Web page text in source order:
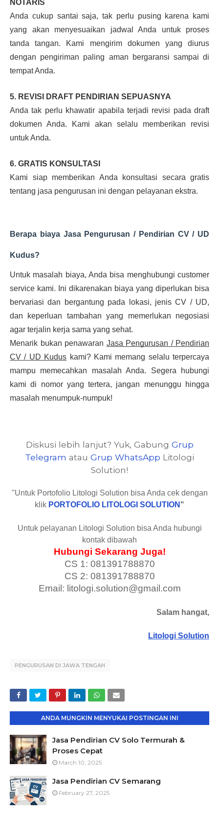
NOTARIS
Anda cukup santai saja, tak perlu pusing karena kami
yang akan menyesuaikan jadwal Anda untuk proses
tanda tangan. Kami mengirim dokumen yang diurus
dengan pengiriman paling aman bergaransi sampai di
tempat Anda.
5. REVISI DRAFT PENDIRIAN SEPUASNYA
Anda tak perlu khawatir apabila terjadi revisi pada draft
dokumen Anda. Kami akan selalu memberikan revisi
untuk Anda.
6. GRATIS KONSULTASI
Kami siap memberikan Anda konsultasi secara gratis
tentang jasa pengurusan ini dengan pelayanan ekstra.
Berapa biaya Jasa Pengurusan / Pendirian CV / UD
Kudus?
Untuk masalah biaya, Anda bisa menghubungi customer
service kami. Ini dikarenakan biaya yang diperlukan bisa
bervariasi dan bergantung pada lokasi, jenis CV / UD,
dan keperluan tambahan yang memerlukan negosiasi
agar terjalin kerja sama yang sehat.
Menarik bukan penawaran Jasa Pengurusan / Pendirian
CV / UD Kudus kami? Kami memang selalu terpercaya
mampu memecahkan masalah Anda. Segera hubungi
kami di nomor yang tertera, jangan menunggu hingga
masalah menumpuk-numpuk!
Diskusi lebih lanjut? Yuk, Gabung Grup
Telegram atau Grup WhatsApp Litologi
Solution!
"Untuk Portofolio Litologi Solution bisa Anda cek dengan
klik PORTOFOLIO LITOLOGI SOLUTION "
Untuk pelayanan Litologi Solution bisa Anda hubungi
kontak dibawah
Hubungi Sekarang Juga!
CS 1: 081391788870
CS 2: 081391788870
Email: litologi.solution@gmail.com
Salam hangat,
Litologi Solution
PENGURUSAN DI JAWA TENGAH
ANDA MUNGKIN MENYUKAI POSTINGAN INI
Jasa Pendirian CV Solo Termurah &
Proses Cepat
March 10, 2025
Jasa Pendirian CV Semarang
February 27, 2025